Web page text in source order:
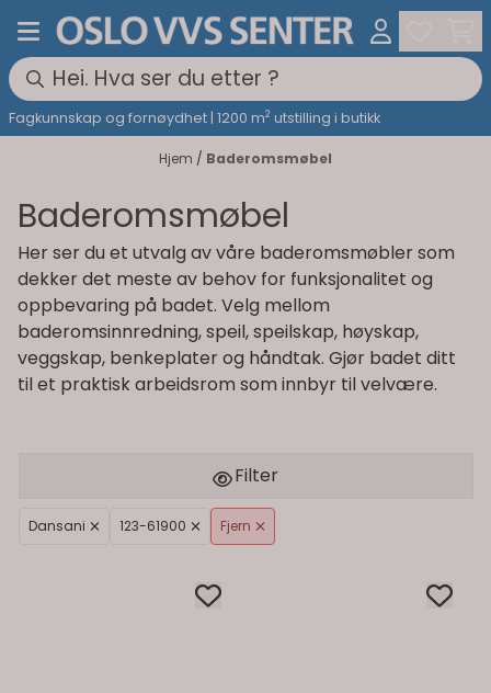
Hopp til innhold
Fagkunnskap og fornøydhet | 1200 m2 utstilling i butikk
Hjem / Baderomsmøbel
Baderomsmøbel
Her ser du et utvalg av våre baderomsmøbler som
dekker det meste av behov for funksjonalitet og
oppbevaring på badet. Velg mellom
baderomsinnredning, speil, speilskap, høyskap,
veggskap, benkeplater og håndtak. Gjør badet ditt
til et praktisk arbeidsrom som innbyr til velvære.
Filter
Dansani 123-61900 Fjern